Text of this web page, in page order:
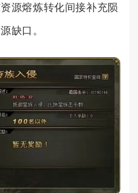
源熔炼转化间接补充陨
缺口。